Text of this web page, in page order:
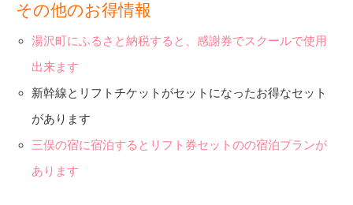
その他のお得情報
湯沢町にふるさと納税すると、感謝券でスクールで使用
出来ます
新幹線とリフトチケットがセットになったお得なセット
があります
三俣の宿に宿泊するとリフト券セットのの宿泊プランが
あります